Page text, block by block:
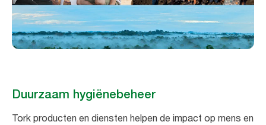
Duurzaam hygiënebeheer
Tork producten en diensten helpen de impact op mens en